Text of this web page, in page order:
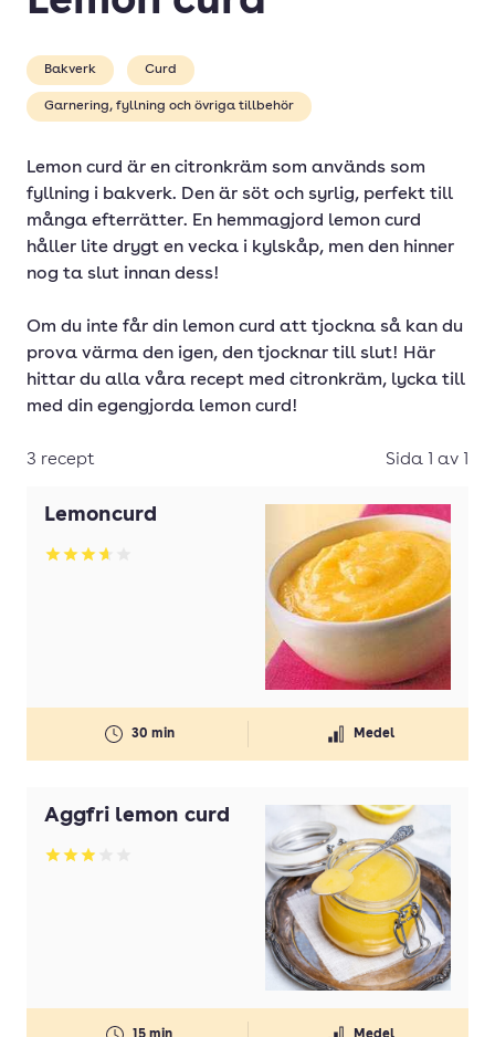
Bakverk Curd
Garnering, fyllning och övriga tillbehör
Lemon curd är en citronkräm som används som
fyllning i bakverk. Den är söt och syrlig, perfekt till
många efterrätter. En hemmagjord lemon curd
håller lite drygt en vecka i kylskåp, men den hinner
nog ta slut innan dess!
Om du inte får din lemon curd att tjockna så kan du
prova värma den igen, den tjocknar till slut! Här
hittar du alla våra recept med citronkräm, lycka till
med din egengjorda lemon curd!
3 recept Sida 1 av 1
Lemoncurd
Betyg: 3.67 av 5
30 min Medel
Äggfri lemon curd
Betyg: 2.95 av 5
15 min Medel